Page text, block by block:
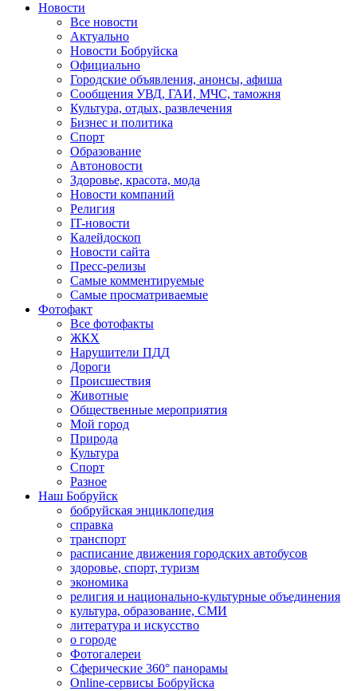
Новости
Все новости
Актуально
Новости Бобруйска
Официально
Городские объявления, анонсы, афиша
Сообщения УВД, ГАИ, МЧС, таможня
Культура, отдых, развлечения
Бизнес и политика
Спорт
Образование
Автоновости
Здоровье, красота, мода
Новости компаний
Религия
IT-новости
Калейдоскоп
Новости сайта
Пресс-релизы
Самые комментируемые
Самые просматриваемые
Фотофакт
Все фотофакты
ЖКХ
Нарушители ПДД
Дороги
Происшествия
Животные
Общественные мероприятия
Мой город
Природа
Культура
Спорт
Разное
Наш Бобруйск
бобруйская энциклопедия
справка
транспорт
расписание движения городских автобусов
здоровье, спорт, туризм
экономика
религия и национально-культурные объединения
культура, образование, СМИ
литература и искусство
о городе
Фотогалереи
Сферические 360° панорамы
Online-сервисы Бобруйска